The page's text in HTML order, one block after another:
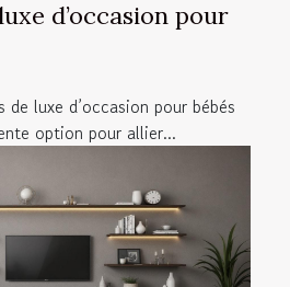
d’occasion pour
luxe d’occasion pour bébés
option pour allier...